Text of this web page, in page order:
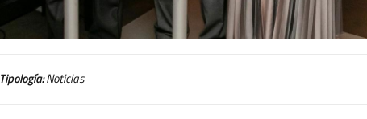
Tipología:Noticias